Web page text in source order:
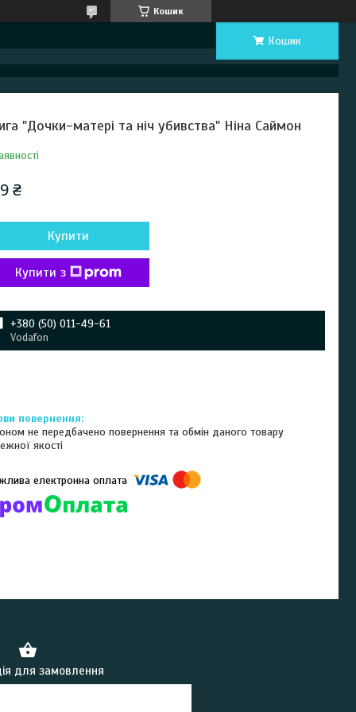
Кошик
Кошик
"Дочки-матері та ніч убивства" Ніна Саймон
₴
Купити
Купити з
+380 (50) 011-49-61
Vodafon
не передбачено повернення та обмін даного товару
якості
для замовлення